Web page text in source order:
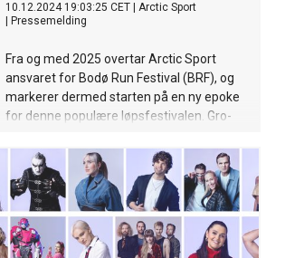
10.12.2024 19:03:25 CET
Arctic Sport
Pressemelding
Fra og med 2025 overtar Arctic Sport
ansvaret for Bodø Run Festival (BRF), og
markerer dermed starten på en ny epoke
for denne populære løpsfestivalen. Gro-
grunnlegger, blir ansatt på fulltid i Arctic
Sport som løpsleder for Bodø Run
Festival.